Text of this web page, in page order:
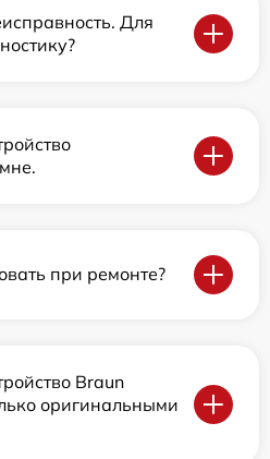
Для
при ремонте?
Braun
оригинальными